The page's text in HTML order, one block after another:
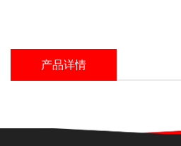
产品详情